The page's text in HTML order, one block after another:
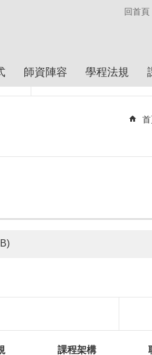
回首頁
師資陣容 學程法規
課程架構